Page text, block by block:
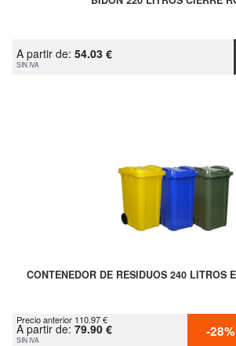
A partir de: 54.03 €
SIN IVA
CONTENEDOR DE RESIDUOS 240 LITROS
Precio anterior 110.97 €
A partir de: 79.90 €
SIN IVA -28%